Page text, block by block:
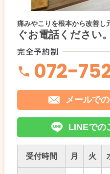
痛みやこりを根本から改善し
ぐお電話ください。
072-
メールで
LINEでの
受付時間 月 火